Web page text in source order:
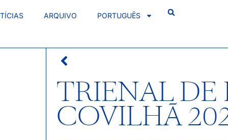
ARQUIVO PORTUGUÊS
TRIENAL DE
COVILHÃ